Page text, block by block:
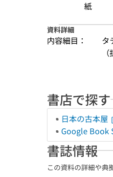
紙
資料詳細
内容細目：
タ
書店で探す
日本の古本屋
Google Book
書誌情報
この資料の詳細や典